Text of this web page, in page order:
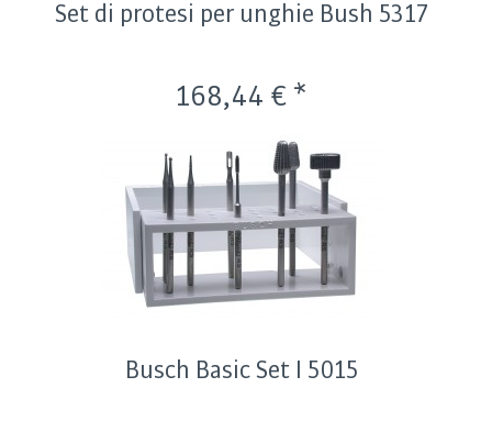
Set di protesi per unghie Bush 5317
168,44 € *
Busch Basic Set I 5015